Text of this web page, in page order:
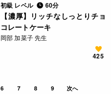
初級 レベル 60分
【濃厚】リッチなしっとりチョ
コレートケーキ
岡部 加菜子 先生
425
6 7 8 9 次へ